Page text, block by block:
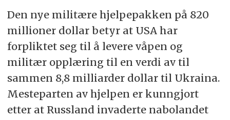
Den nye militære hjelpepakken på 820
millioner dollar betyr at USA har
forpliktet seg til å levere våpen og
militær opplæring til en verdi av til
sammen 8,8 milliarder dollar til Ukraina.
Mesteparten av hjelpen er kunngjort
etter at Russland invaderte nabolandet